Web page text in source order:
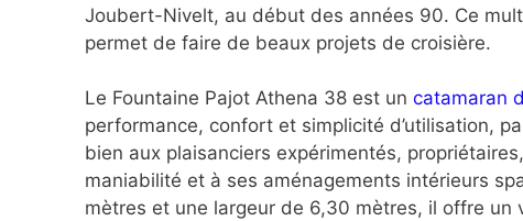
Joubert-Nivelt, au début des années 90. Ce
permet de faire de beaux projets de croisière.
Le Fountaine Pajot Athena 38 est un catamaran
performance, confort et simplicité d’utilisation,
bien aux plaisanciers expérimentés,
maniabilité et à ses aménagements intérieurs
mètres et une largeur de 6,30 mètres, il offre un